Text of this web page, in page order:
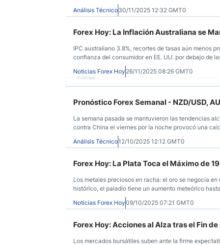
Análisis Técnico30/11/2025 12:32 GMT0
Forex Hoy: La Inflación Australiana se
IPC australiano 3.8%, recortes de tasas aún menos
confianza del consumidor en EE. UU. por debajo de
88.487$; los mercados esperan el pronóstico de
Noticias Forex Hoy 26/11/2025 08:26 GMT0
Publicidad
Pronóstico Forex Semanal - NZD/USD,
La semana pasada se mantuvieron las tendencias
contra China el viernes por la noche provocó una
preciosos e inyectó miedo e incertidumbre en los
Análisis Técnico12/10/2025 12:12 GMT0
Forex Hoy: La Plata Toca el Máximo de
Los metales preciosos en racha: el oro se negocia
histórico, el paladio tiene un aumento meteórico
bursátiles globales mayormente alcistas, el S&P
Noticias Forex Hoy09/10/2025 07:21 GMT0
Forex Hoy: Acciones al Alza tras el Fin
Los mercados bursátiles suben ante la firme